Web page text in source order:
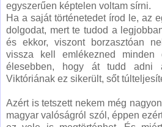
egyszerűen képtelen voltam sírni.
Ha a saját történetedet írod le, az
dolgodat, mert te tudod a
és ekkor, viszont borzasztóan
vissza kell emlékezned minden
élesebben, hogy át tudd adni
Viktóriának ez sikerült, sőt
Azért is tetszett nekem még
magyar valóságról szól, éppen